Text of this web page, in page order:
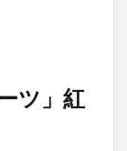
ツ」紅